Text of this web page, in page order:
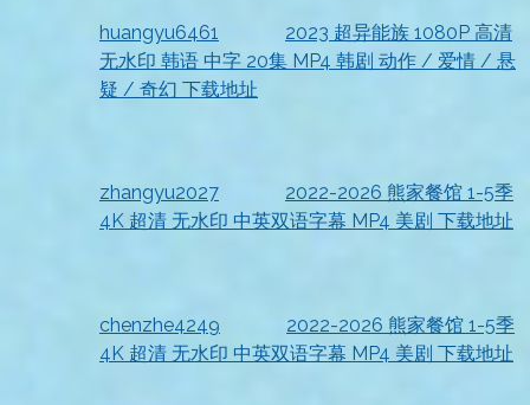
huangyu6461
2023 超异能族 1080P 高清
无水印 韩语 中字 20集 MP4 韩剧 动作 / 爱情 / 悬
疑 / 奇幻 下载地址
zhangyu2027
2022-2026 熊家餐馆 1-5季
4K 超清 无水印 中英双语字幕 MP4 美剧 下载地址
chenzhe4249
2022-2026 熊家餐馆 1-5季
4K 超清 无水印 中英双语字幕 MP4 美剧 下载地址